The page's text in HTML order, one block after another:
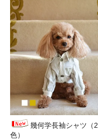
幾何学長袖シャツ（2
色）